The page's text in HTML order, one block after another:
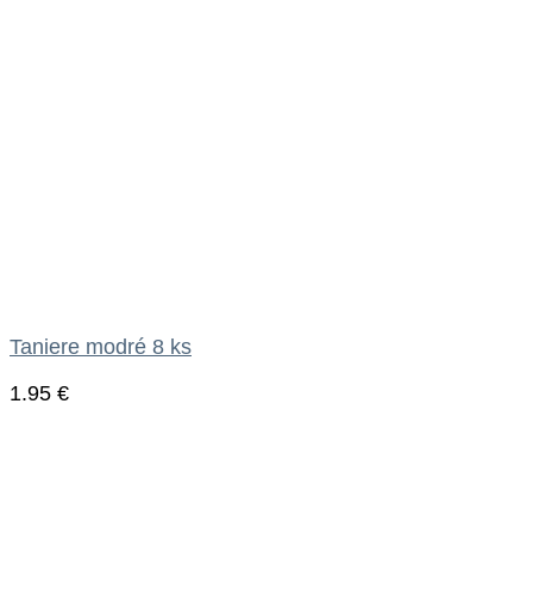
Taniere modré 8 ks
1.95 €